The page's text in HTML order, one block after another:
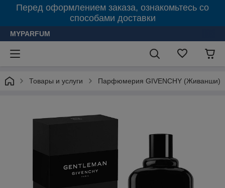
Перед оформлением заказа, ознакомьтесь со
способами доставки
MYPARFUM
Товары и услуги Парфюмерия GIVENCHY (Живанши)